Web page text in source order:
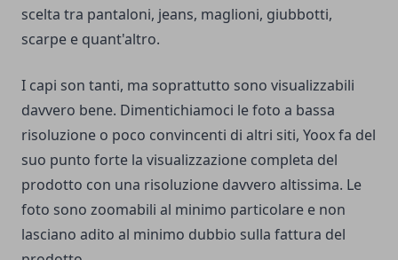
scelta tra pantaloni, jeans, maglioni, giubbotti,
scarpe e quant'altro.
I capi son tanti, ma soprattutto sono visualizzabili
davvero bene. Dimentichiamoci le foto a bassa
risoluzione o poco convincenti di altri siti, Yoox fa del
suo punto forte la visualizzazione completa del
prodotto con una risoluzione davvero altissima. Le
foto sono zoomabili al minimo particolare e non
lasciano adito al minimo dubbio sulla fattura del